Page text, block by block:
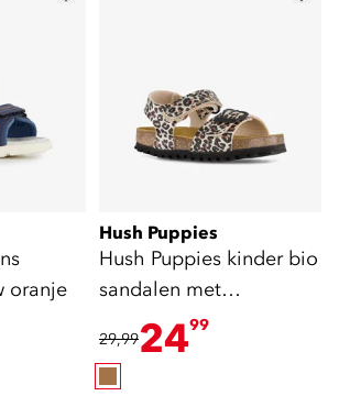
oranje
Hush Puppies
Hush Puppies kinder bio
sandalen met
panterprint
29,992499